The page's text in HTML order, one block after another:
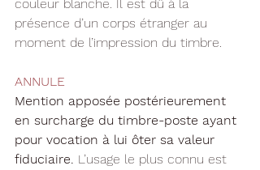
couleur blanche. Il est dû à la
présence d’un corps étranger au
moment de l’impression du timbre.
ANNULE
Mention apposée postérieurement
en surcharge du timbre-poste ayant
pour vocation à lui ôter sa valeur
fiduciaire. L’usage le plus connu est